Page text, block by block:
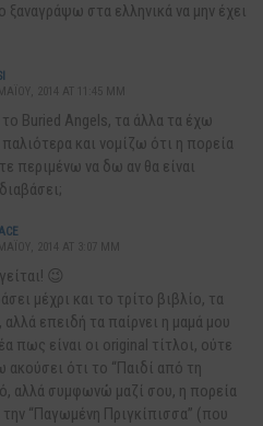
ξαναγράψω στα ελληνικά να μην έχει
το Buried Angels, τα άλλα τα έχω
και νομίζω ότι η πορεία
περιμένω να δω αν θα είναι
😉
μέχρι και το τρίτο βιβλίο, τα
επειδή τα παίρνει η μαμά μου
πως είναι οι original τίτλοι, ούτε
ότι το “Παιδί από τη
αλλά συμφωνώ μαζί σου, η πορεία
“Παγωμένη Πριγκίπισσα” (που